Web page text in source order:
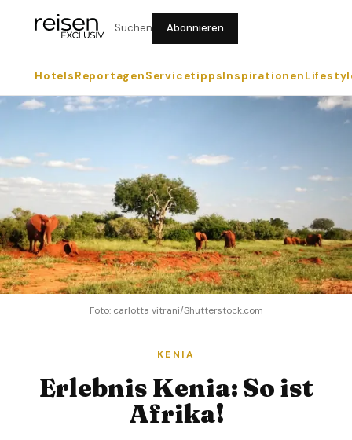
Suchen Abonnieren
HotelsReportagenServicetippsInspirationen
Foto: carlotta vitrani/Shutterstock.com
KENIA
Erlebnis Kenia: So ist
Afrika!